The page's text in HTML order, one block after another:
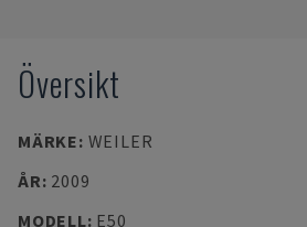
Översikt
MÄRKE: WEILER
ÅR: 2009
MODELL: E50